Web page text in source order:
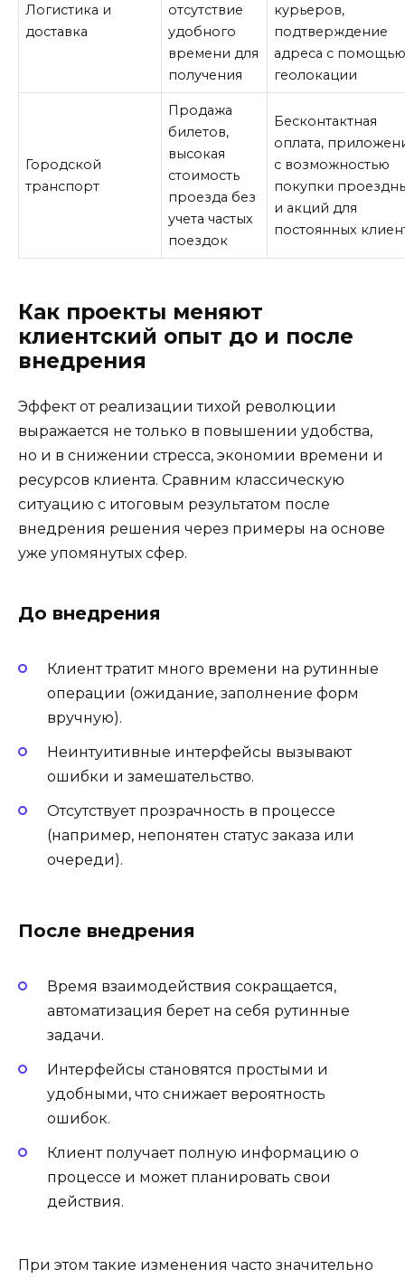
Логистика и
доставка
отсутствие
удобного
времени для
получения
курьеров,
подтверждение
адреса с
геолокации
Городской
транспорт
Продажа
билетов,
высокая
стоимость
проезда без
учета частых
поездок
Бесконтактная
оплата,
с возможностью
покупки
и акций для
постоянных
Как проекты меняют
клиентский опыт до и после
внедрения
Эффект от реализации тихой революции
выражается не только в повышении удобства,
но и в снижении стресса, экономии времени и
ресурсов клиента. Сравним классическую
ситуацию с итоговым результатом после
внедрения решения через примеры на основе
уже упомянутых сфер.
До внедрения
Клиент тратит много времени на рутинные
операции (ожидание, заполнение форм
вручную).
Неинтуитивные интерфейсы вызывают
ошибки и замешательство.
Отсутствует прозрачность в процессе
(например, непонятен статус заказа или
очереди).
После внедрения
Время взаимодействия сокращается,
автоматизация берет на себя рутинные
задачи.
Интерфейсы становятся простыми и
удобными, что снижает вероятность
ошибок.
Клиент получает полную информацию о
процессе и может планировать свои
действия.
При этом такие изменения часто значительно